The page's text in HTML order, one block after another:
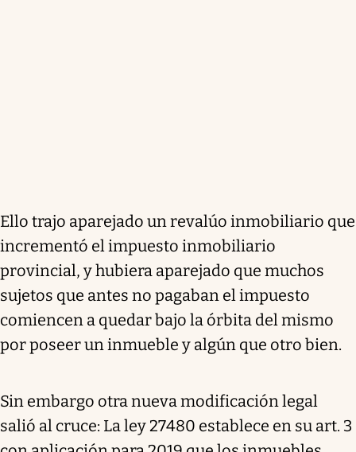
Ello trajo aparejado un revalúo inmobiliario que
incrementó el impuesto inmobiliario
provincial, y hubiera aparejado que muchos
sujetos que antes no pagaban el impuesto
comiencen a quedar bajo la órbita del mismo
por poseer un inmueble y algún que otro bien.
Sin embargo otra nueva modificación legal
salió al cruce: La ley 27480 establece en su art. 3